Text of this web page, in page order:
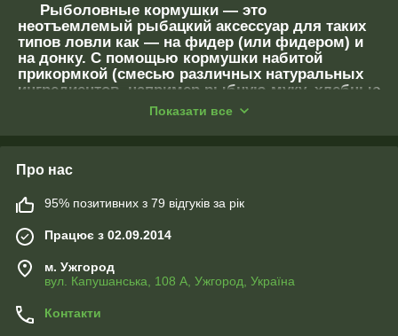
Рыболовные кормушки ― это
неотъемлемый рыбацкий аксессуар для таких
типов ловли как ― на фидер (или фидером) и
на донку. С помощью кормушки набитой
прикормкой (смесью различных натуральных
ингредиентов, например рыбную муку, хлебные
крошки, ванильный сахар,семена или масло
Интернет-магазин товаров для
рыбалки ENERGOFISH предлагает рыболовные
кормушки высшего качество по доступным
ценам от мировых производителей, таких как:
Mad Karp, ENERGOTEAM, Carp Diem, Carp
Expert.
Показати все
Про нас
95% позитивних з 79 відгуків за рік
Працює з 02.09.2014
м. Ужгород
вул. Капушанська, 108 А, Ужгород, Україна
Контакти